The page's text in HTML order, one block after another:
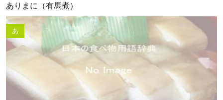
ありまに（有馬煮）
あ